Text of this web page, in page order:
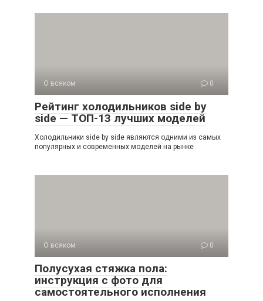
О всяком 0
Рейтинг холодильников side by
side — ТОП-13 лучших моделей
Холодильники side by side являются одними из самых
популярных и современных моделей на рынке
О всяком 0
Полусухая стяжка пола:
инструкция с фото для
самостоятельного исполнения